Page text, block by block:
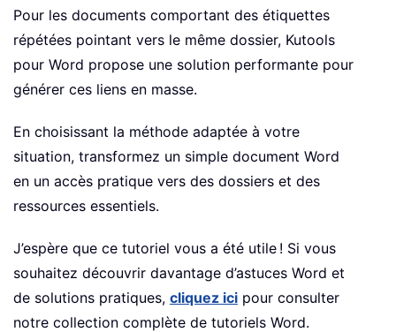
Pour les documents comportant des étiquettes
répétées pointant vers le même dossier, Kutools
pour Word propose une solution performante pour
générer ces liens en masse.
En choisissant la méthode adaptée à votre
situation, transformez un simple document Word
en un accès pratique vers des dossiers et des
ressources essentiels.
J’espère que ce tutoriel vous a été utile ! Si vous
souhaitez découvrir davantage d’astuces Word et
de solutions pratiques, cliquez ici pour consulter
notre collection complète de tutoriels Word.